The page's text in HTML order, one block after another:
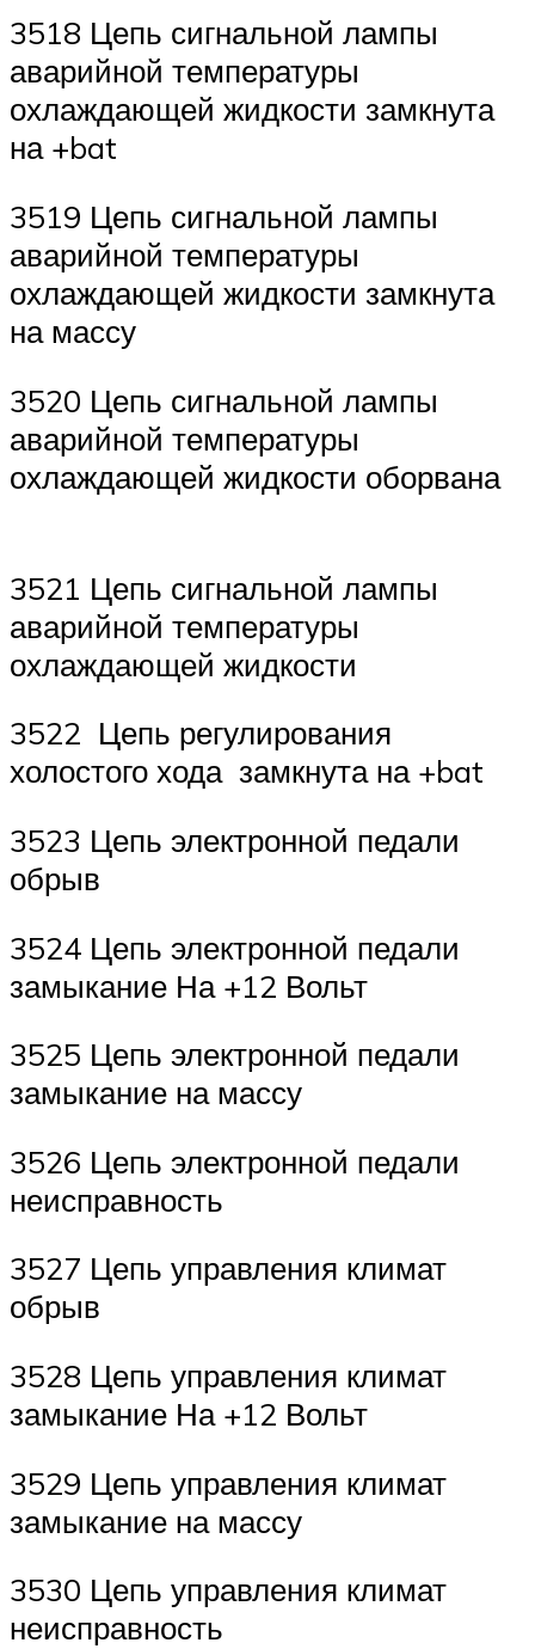
3518 Цепь сигнальной лампы
аварийной температуры
охлаждающей жидкости замкнута
на +bat
3519 Цепь сигнальной лампы
аварийной температуры
охлаждающей жидкости замкнута
на массу
3520 Цепь сигнальной лампы
аварийной температуры
охлаждающей жидкости оборвана
3521 Цепь сигнальной лампы
аварийной температуры
охлаждающей жидкости
3522 Цепь регулирования
холостого хода замкнута на +bat
3523 Цепь электронной педали
обрыв
3524 Цепь электронной педали
замыкание На +12 Вольт
3525 Цепь электронной педали
замыкание на массу
3526 Цепь электронной педали
неисправность
3527 Цепь управления климат
обрыв
3528 Цепь управления климат
замыкание На +12 Вольт
3529 Цепь управления климат
замыкание на массу
3530 Цепь управления климат
неисправность